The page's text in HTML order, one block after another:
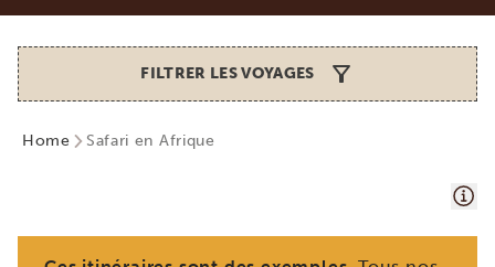
FILTRER LES VOYAGES
Home Safari en Afrique